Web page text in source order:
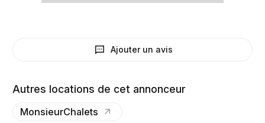
Ajouter un avis
Autres locations de cet annonceur
MonsieurChalets